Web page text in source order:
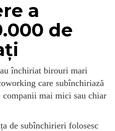
a
de
închiriat birouri mari
care subînchiriază
mai mici sau chiar
de subînchirieri folosesc